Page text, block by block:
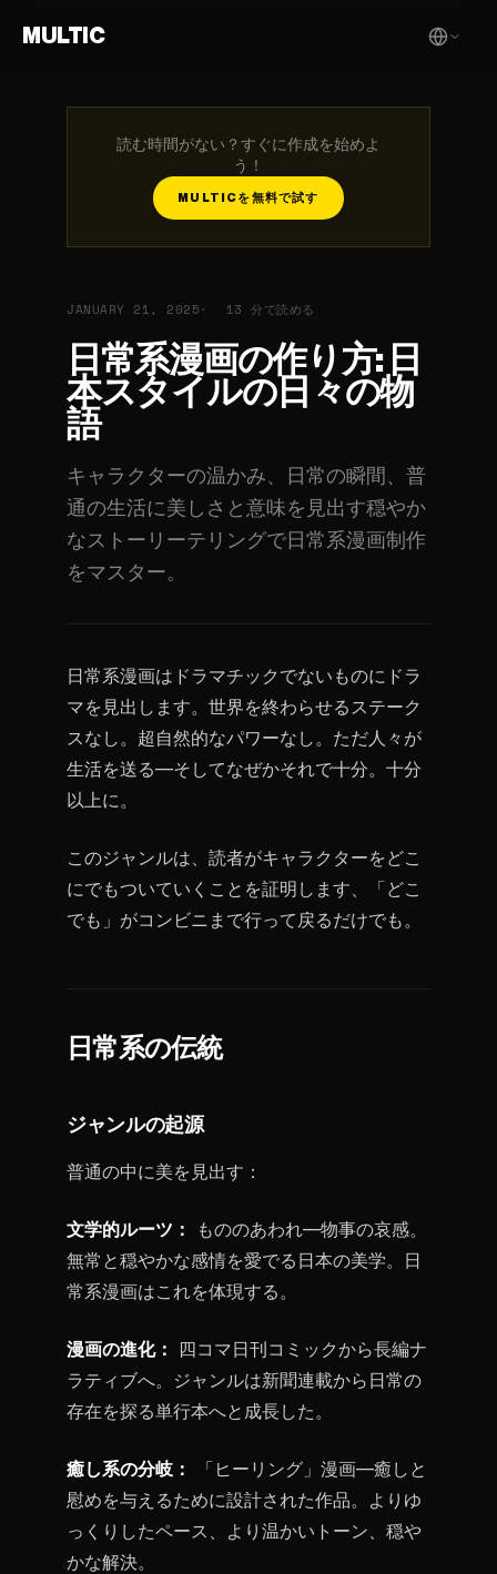
MULTIC
読む時間がない？すぐに作成を始めよ
う！
MULTICを無料で試す
JANUARY 21, 2025 13 分で読める
日常系漫画の作り方: 日
本スタイルの日々の物
語
キャラクターの温かみ、日常の瞬間、普
通の生活に美しさと意味を見出す穏やか
なストーリーテリングで日常系漫画制作
をマスター。
日常系漫画はドラマチックでないものにドラ
マを見出します。世界を終わらせるステーク
スなし。超自然的なパワーなし。ただ人々が
生活を送る—そしてなぜかそれで十分。十分
以上に。
このジャンルは、読者がキャラクターをどこ
にでもついていくことを証明します、「どこ
でも」がコンビニまで行って戻るだけでも。
日常系の伝統
ジャンルの起源
普通の中に美を見出す：
文学的ルーツ：
もののあわれ—物事の哀感。
無常と穏やかな感情を愛でる日本の美学。日
常系漫画はこれを体現する。
漫画の進化：
四コマ日刊コミックから長編ナ
ラティブへ。ジャンルは新聞連載から日常の
存在を探る単行本へと成長した。
癒し系の分岐：
「ヒーリング」漫画—癒しと
慰めを与えるために設計された作品。よりゆ
っくりしたペース、より温かいトーン、穏や
かな解決。